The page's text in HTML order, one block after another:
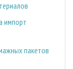
импорт
пакетов